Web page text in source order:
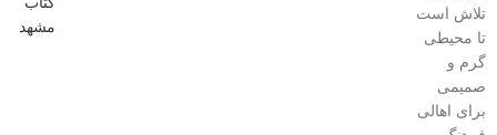
تلاش است
تا محیطی
گرم و
صمیمی
برای اهالی